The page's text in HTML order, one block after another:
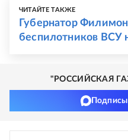
ЧИТАЙТЕ ТАКЖЕ
Губернатор
беспилотников ВСУ
"РОССИЙСКАЯ